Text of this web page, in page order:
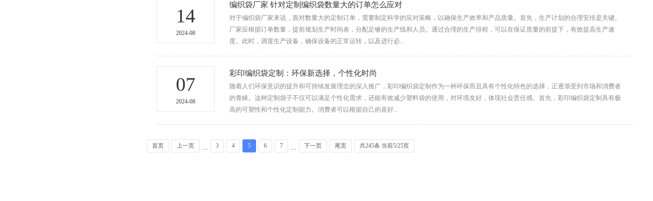
14
2024-08
编织袋厂家 针对定制编织袋数量大的订单怎么应对
对于编织袋厂家来说，面对数量大的定制订单，需要制定科学的应对策略，以确保生产效率和产品质量。首先，生产计划的合理安排是关键。
厂家应根据订单数量，提前规划生产时间表，分配足够的生产线和人员。通过合理的生产排程，可以在保证质量的前提下，有效提高生产速
度。此时，调度生产设备，确保设备的正常运转，以及进行必...
07
2024-08
彩印编织袋定制：环保新选择，个性化时尚
随着人们环保意识的提升和可持续发展理念的深入推广，彩印编织袋定制作为一种环保而且具有个性化特色的选择，正逐渐受到市场和消费者
的青睐。这种定制袋子不仅可以满足个性化需求，还能有效减少塑料袋的使用，对环境友好，体现社会责任感。首先，彩印编织袋定制具有极
高的可塑性和个性化定制能力。消费者可以根据自己的喜好...
首页 上一页
···
3 4 5 6 7
···
下一页 尾页 共245条 当前5/25页